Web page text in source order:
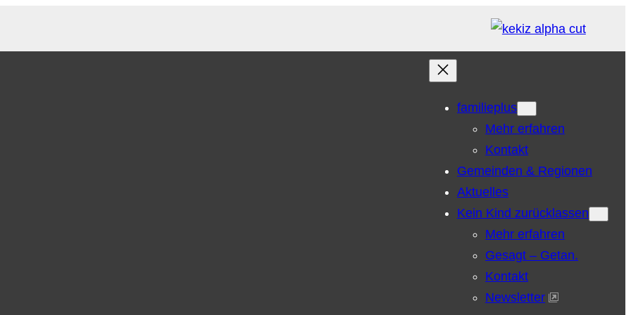
familieplus
Mehr erfahren
Kontakt
Gemeinden & Regionen
Aktuelles
Kein Kind zurücklassen
Mehr erfahren
Gesagt – Getan.
Kontakt
Newsletter